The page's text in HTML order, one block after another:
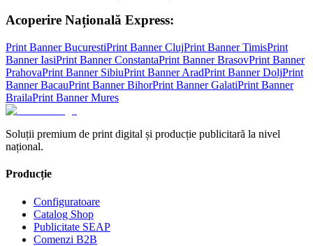
Acoperire Națională Express:
Print BannerBucurestiPrint BannerClujPrint BannerTimisPrint
BannerIasiPrint BannerConstantaPrint BannerBrasovPrint Banner
PrahovaPrint Banner SibiuPrint BannerAradPrint BannerDoljPrint
BannerBacauPrint BannerBihorPrint BannerGalatiPrint Banner
BrailaPrint BannerMures
Soluții premium de print digital și producție publicitară la nivel
național.
Producție
Configuratoare
Catalog Shop
Publicitate SEAP
Comenzi B2B